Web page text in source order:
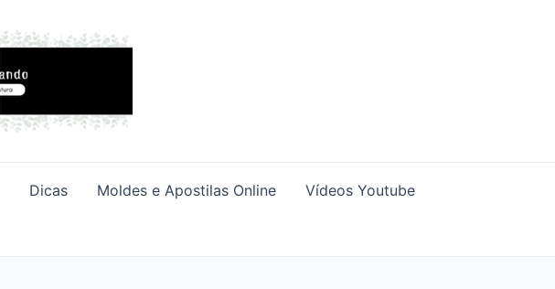
Dicas Moldes e Apostilas Online Vídeos Youtube